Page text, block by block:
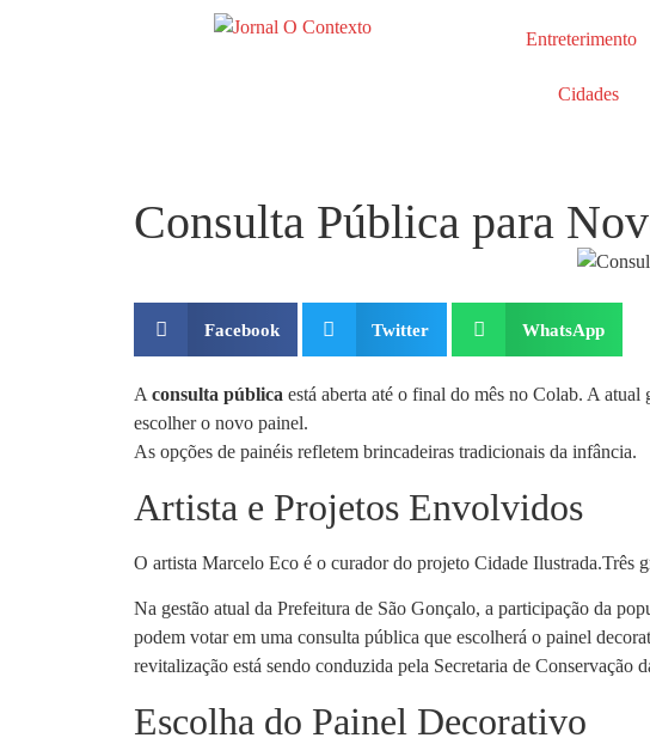
Entreterimento
Cidades
Consulta Pública para
Facebook Twitter WhatsApp
A consulta pública está aberta até o final do mês no Colab. A
escolher o novo painel.
As opções de painéis refletem brincadeiras tradicionais da infância.
Artista e Projetos Envolvidos
O artista Marcelo Eco é o curador do projeto Cidade Ilustrada.Três
Na gestão atual da Prefeitura de São Gonçalo, a participação da
podem votar em uma consulta pública que escolherá o painel
revitalização está sendo conduzida pela Secretaria de Conservação
Escolha do Painel Decorativo